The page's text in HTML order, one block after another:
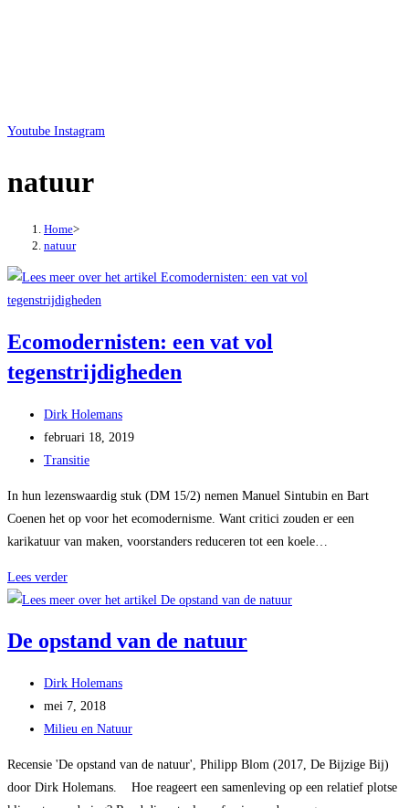
Youtube Instagram
natuur
Home>
natuur
Ecomodernisten: een vat vol
tegenstrijdigheden
Bericht
auteur:
Dirk Holemans
Bericht
gepubliceerd
februari 18, 2019
Berichtcategorie:
Transitie
In hun lezenswaardig stuk (DM 15/2) nemen Manuel Sintubin en Bart
Coenen het op voor het ecomodernisme. Want critici zouden er een
karikatuur van maken, voorstanders reduceren tot een koele…
Lees verderEcomodernisten:
een
vol
De opstand van de natuur
Bericht
auteur:
Dirk Holemans
Bericht
gepubliceerd
mei 7, 2018
Berichtcategorie:
Milieu en Natuur
Recensie 'De opstand van de natuur', Philipp Blom (2017, De Bijzige Bij)
door Dirk Holemans. Hoe reageert een samenleving op een relatief plotse